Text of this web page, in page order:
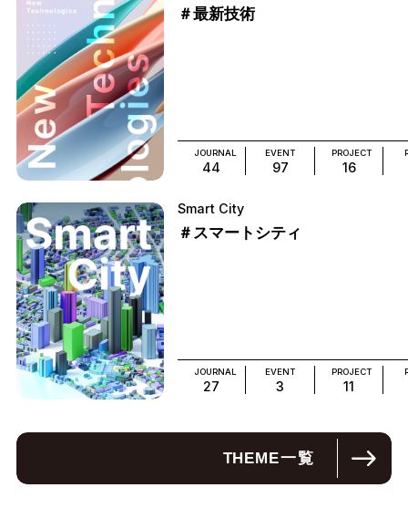
＃最新技術
JOURNAL
44
EVENT
97
PROJECT
16
Smart City
＃スマートシティ
JOURNAL
27
EVENT
3
PROJECT
11
THEME一覧